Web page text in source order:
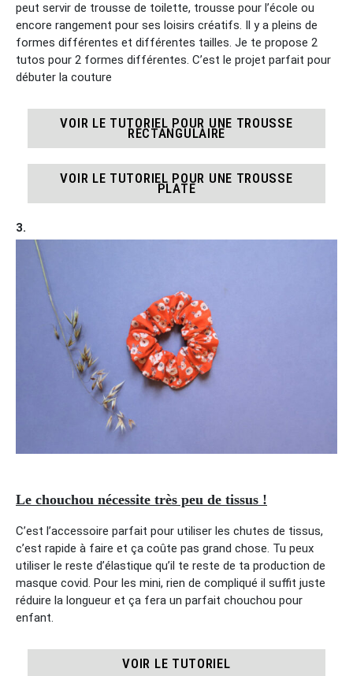
peut servir de trousse de toilette, trousse pour l’école ou
encore rangement pour ses loisirs créatifs. Il y a pleins de
formes différentes et différentes tailles. Je te propose 2
tutos pour 2 formes différentes. C’est le projet parfait pour
débuter la couture
VOIR LE TUTORIEL POUR UNE TROUSSE
RECTANGULAIRE
VOIR LE TUTORIEL POUR UNE TROUSSE
PLATE
3.
Le chouchou nécessite très peu de tissus !
C’est l’accessoire parfait pour utiliser les chutes de tissus,
c’est rapide à faire et ça coûte pas grand chose. Tu peux
utiliser le reste d’élastique qu’il te reste de ta production de
masque covid. Pour les mini, rien de compliqué il suffit juste
réduire la longueur et ça fera un parfait chouchou pour
enfant.
VOIR LE TUTORIEL